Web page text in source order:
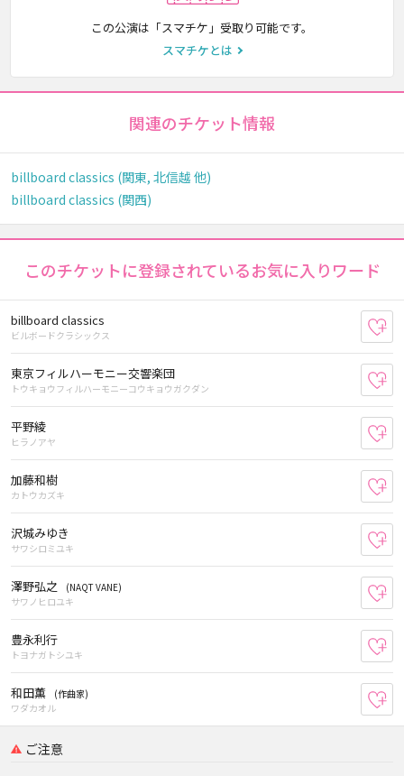
この公演は「スマチケ」受取り可能です。
スマチケとは
関連のチケット情報
billboard classics (関東, 北信越 他)
billboard classics (関西)
このチケットに登録されているお気に入りワード
billboard classics
ビルボードクラシックス
東京フィルハーモニー交響楽団
トウキョウフィルハーモニーコウキョウガクダン
平野綾
ヒラノアヤ
加藤和樹
カトウカズキ
沢城みゆき
サワシロミユキ
澤野弘之
(NAQT VANE)
サワノヒロユキ
豊永利行
トヨナガトシユキ
和田薫
(作曲家)
ワダカオル
ご注意